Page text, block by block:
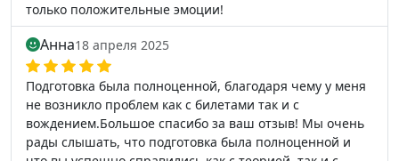
только положительные эмоции!
Анна18 апреля 2025
Подготовка была полноценной, благодаря чему у меня
не возникло проблем как с билетами так и с
вождением.Большое спасибо за ваш отзыв! Мы очень
рады слышать, что подготовка была полноценной и